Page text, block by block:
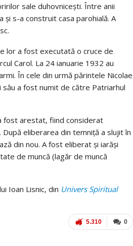
sale duhovnicești. Între anii
s-a construit casa parohială. A
lor a fost executată o cruce de
Carol. La 24 ianuarie 1932 au
În cele din urmă părintele Nicolae
a fost numit de către Patriarhul
fost arestat, fiind considerat
După eliberarea din temniță a slujit în
din nou. A fost eliberat și iarăși
de muncă (lagăr de muncă
Ioan Lisnic, din Univers Spiritual
0
5.310